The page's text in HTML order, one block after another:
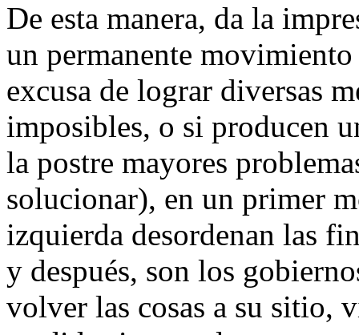
De esta manera, da la
un permanente
excusa de lograr diversas
imposibles, o si producen
la postre mayores
solucionar), en un primer
izquierda desordenan las
y después, son los
volver las cosas a su sitio,